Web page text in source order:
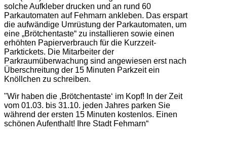
solche Aufkleber drucken und an rund 60
Parkautomaten auf Fehmarn ankleben. Das erspart
die aufwändige Umrüstung der Parkautomaten, um
eine „Brötchentaste“ zu installieren sowie einen
erhöhten Papierverbrauch für die Kurzzeit-
Parktickets. Die Mitarbeiter der
Parkraumüberwachung sind angewiesen erst nach
Überschreitung der 15 Minuten Parkzeit ein
Knöllchen zu schreiben.
"Wir haben die ,Brötchentaste‘ im Kopf! In der Zeit
vom 01.03. bis 31.10. jeden Jahres parken Sie
während der ersten 15 Minuten kostenlos. Einen
schönen Aufenthalt! Ihre Stadt Fehmarn“